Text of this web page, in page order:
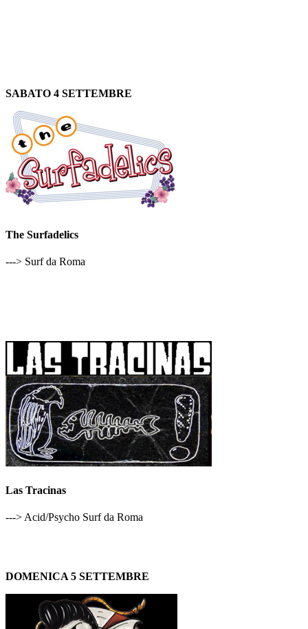
SABATO 4 SETTEMBRE
The Surfadelics
---> Surf da Roma
Las Tracinas
---> Acid/Psycho Surf da Roma
DOMENICA 5 SETTEMBRE